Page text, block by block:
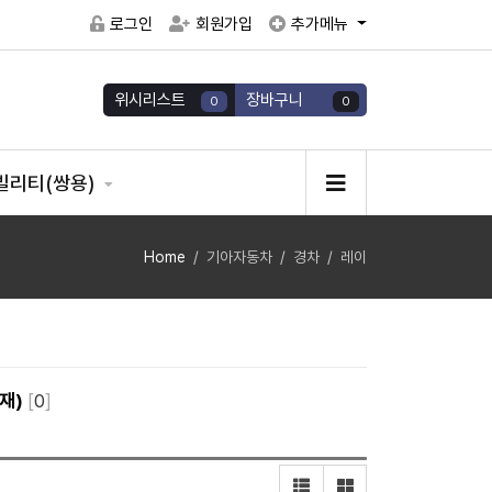
로그인 회원가입 추가메뉴
위시리스트 0 장바구니 0
리티(쌍용)
Home 기아자동차 경차 레이
) [0]